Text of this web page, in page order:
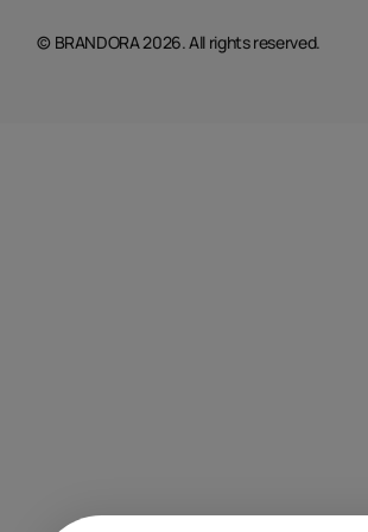
© BRANDORA 2026. All rights reserved.